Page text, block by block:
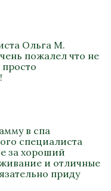
Ольга М.
пожалел что не
в спа
специалиста
за хороший
и отличные
приду